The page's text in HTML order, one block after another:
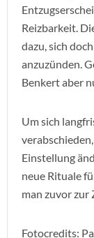
Reizbarkeit.
dazu, sich
anzuzünden.
Benkert aber
Um sich
Einstellung
neue Rituale
man zuvor zur
Fotocredits: